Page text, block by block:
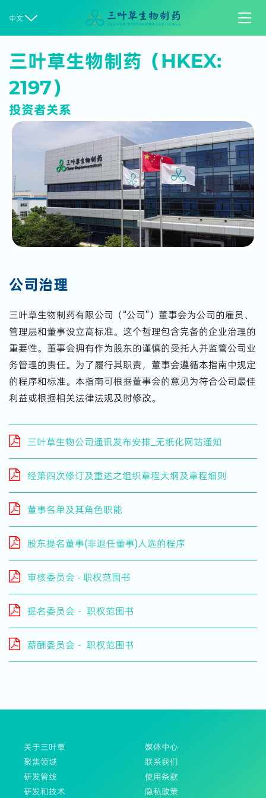

中文 
三叶草生物制药（HKEX:
2197）
投资者关系
公司治理
三叶草生物制药有限公司（“公司”）董事会为公司的雇员、
管理层和董事设立高标准。这个哲理包含完备的企业治理的
重要性。董事会拥有作为股东的谨慎的受托人并监管公司业
务管理的责任。为了履行其职责，董事会遵循本指南中规定
的程序和标准。本指南可根据董事会的意见为符合公司最佳
利益或根据相关法律法规及时修改。
三叶草生物公司通讯发布安排_无纸化网站通知
经第四次修订及重述之组织章程大纲及章程细则
董事名单及其角色职能
股东提名董事(非退任董事)人选的程序
审核委员会 - 职权范围书
提名委员会－ 职权范围书
薪酬委员会－ 职权范围书
关于三叶草
聚焦领域
研发管线
研发和技术
媒体中心
联系我们
使用条款
隐私政策